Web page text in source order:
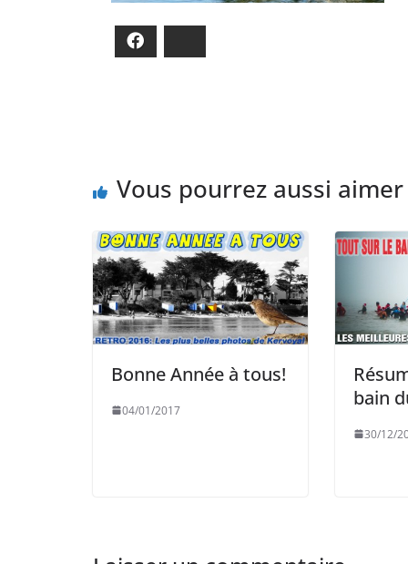
Vous pourrez aussi aimer
Bonne Année à tous!
04/01/2017
bain
30/12/